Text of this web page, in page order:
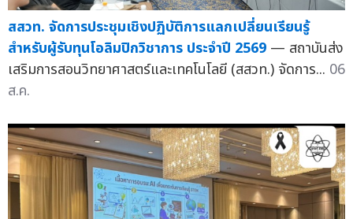
สสวท. จัดการประชุมเชิงปฏิบัติการแลกเปลี่ยนเรียนรู้
สำหรับผู้รับทุนโอลิมปิกวิชาการ ประจำปี 2569 — สถาบันส่ง
เสริมการสอนวิทยาศาสตร์และเทคโนโลยี (สสวท.) จัดการ... 06
ส.ค.